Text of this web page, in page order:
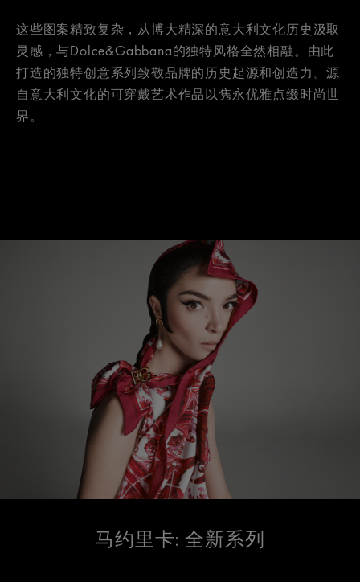
这些图案精致复杂，从博大精深的意大利文化历史汲取
灵感，与Dolce&Gabbana的独特风格全然相融。由此
打造的独特创意系列致敬品牌的历史起源和创造力。源
自意大利文化的可穿戴艺术作品以隽永优雅点缀时尚世
界。
马约里卡: 全新系列